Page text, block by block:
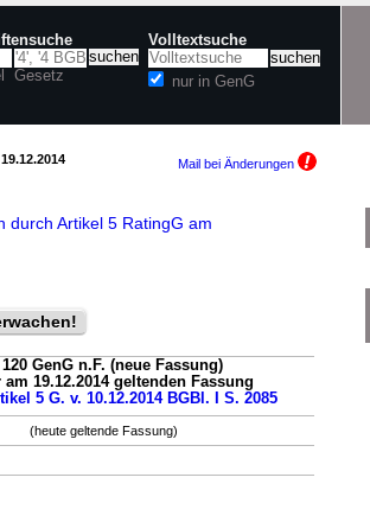
Gesetz
Volltextsuche
nur in GenG
Mail bei Änderungen
durch Artikel 5 RatingG am
120 GenG n.F. (neue Fassung)
am 19.12.2014 geltenden Fassung
5 G. v. 10.12.2014 BGBl. I S. 2085
(heute geltende Fassung)